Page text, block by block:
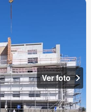
Ver foto